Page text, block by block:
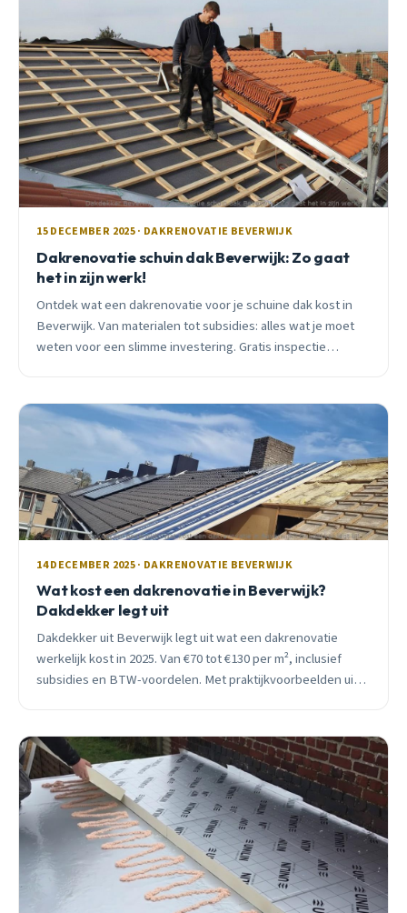
15 DECEMBER 2025 · DAKRENOVATIE BEVERWIJK
Dakrenovatie schuin dak Beverwijk: Zo gaat
het in zijn werk!
Ontdek wat een dakrenovatie voor je schuine dak kost in
Beverwijk. Van materialen tot subsidies: alles wat je moet
weten voor een slimme investering. Gratis inspectie
14 DECEMBER 2025 · DAKRENOVATIE BEVERWIJK
Wat kost een dakrenovatie in Beverwijk?
Dakdekker legt uit
Dakdekker uit Beverwijk legt uit wat een dakrenovatie
werkelijk kost in 2025. Van €70 tot €130 per m², inclusief
subsidies en BTW-voordelen. Met praktijkvoorbeelden uit